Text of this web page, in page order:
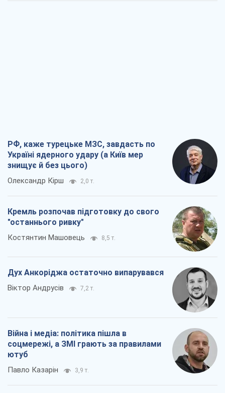
РФ, каже турецьке МЗС, завдасть по
Україні ядерного удару (а Київ мер
знищує й без цього)
Олександр Кірш 2,0 т.
Кремль розпочав підготовку до свого
"останнього ривку"
Костянтин Машовець 8,5 т.
Дух Анкоріджа остаточно випарувався
Віктор Андрусів 7,2 т.
Війна і медіа: політика пішла в
соцмережі, а ЗМІ грають за правилами
ютуб
Павло Казарін 3,9 т.